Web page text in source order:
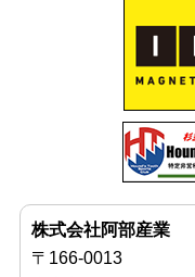
株式会社阿部産業
〒166-0013